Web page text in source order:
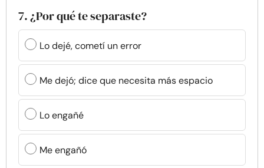
7. ¿Por qué te separaste?
Lo dejé, cometí un error
Me dejó; dice que necesita más espacio
Lo engañé
Me engañó